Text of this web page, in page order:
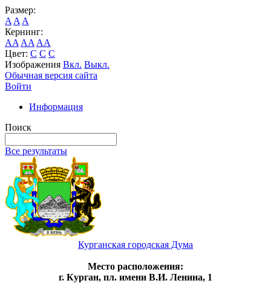
Размер:
A A A
Кернинг:
AA AA AA
Цвет: C C C
Изображения Вкл. Выкл.
Обычная версия сайта
Войти
Информация
Поиск
Все результаты
Курганская городская Дума
Место расположения:
г. Курган, пл. имени В.И. Ленина, 1